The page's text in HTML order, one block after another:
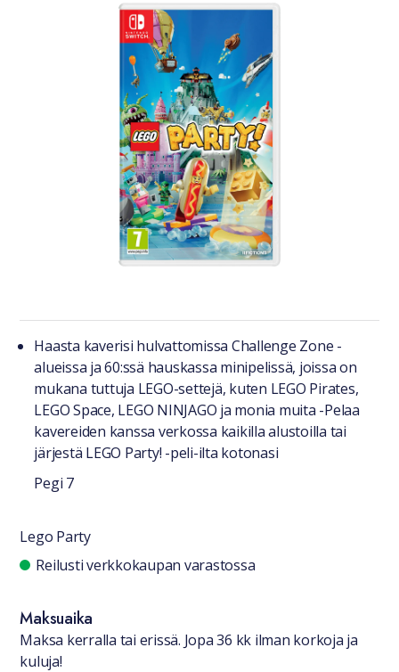
Tuotteesta lyhyesti
Haasta kaverisi hulvattomissa Challenge Zone -
alueissa ja 60:ssä hauskassa minipelissä, joissa on
mukana tuttuja LEGO-settejä, kuten LEGO Pirates,
LEGO Space, LEGO NINJAGO ja monia muita -Pelaa
kavereiden kanssa verkossa kaikilla alustoilla tai
järjestä LEGO Party! -peli-ilta kotonasi
Pegi 7
Lego Party
Saatavuustiedot
Reilusti verkkokaupan varastossa
Maksuaika
Maksa kerralla tai erissä. Jopa 36 kk ilman korkoja ja
kuluja!